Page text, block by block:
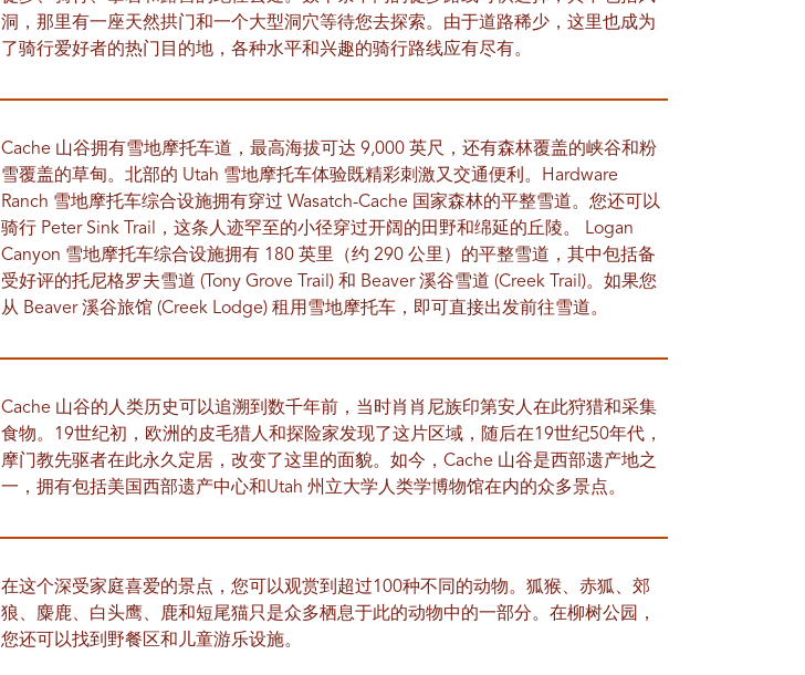
洞，那里有一座天然拱门和一个大型洞穴等待您去探索。由于道路稀少，这里也成为
了骑行爱好者的热门目的地，各种水平和兴趣的骑行路线应有尽有。
Cache 山谷拥有雪地摩托车道，最高海拔可达 9,000 英尺，还有森林覆盖的峡谷和粉
雪覆盖的草甸。北部的 Utah 雪地摩托车体验既精彩刺激又交通便利。Hardware
Ranch 雪地摩托车综合设施拥有穿过 Wasatch-Cache 国家森林的平整雪道。您还可以
骑行 Peter Sink Trail，这条人迹罕至的小径穿过开阔的田野和绵延的丘陵。 Logan
Canyon 雪地摩托车综合设施拥有 180 英里（约 290 公里）的平整雪道，其中包括备
受好评的托尼格罗夫雪道 (Tony Grove Trail) 和 Beaver 溪谷雪道 (Creek Trail)。如果您
从 Beaver 溪谷旅馆 (Creek Lodge) 租用雪地摩托车，即可直接出发前往雪道。
Cache 山谷的人类历史可以追溯到数千年前，当时肖肖尼族印第安人在此狩猎和采集
食物。19世纪初，欧洲的皮毛猎人和探险家发现了这片区域，随后在19世纪50年代，
摩门教先驱者在此永久定居，改变了这里的面貌。如今，Cache 山谷是西部遗产地之
一，拥有包括美国西部遗产中心和Utah 州立大学人类学博物馆在内的众多景点。
在这个深受家庭喜爱的景点，您可以观赏到超过100种不同的动物。狐猴、赤狐、郊
狼、麋鹿、白头鹰、鹿和短尾猫只是众多栖息于此的动物中的一部分。在柳树公园，
您还可以找到野餐区和儿童游乐设施。